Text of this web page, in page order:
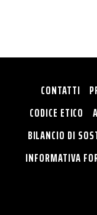
CONTATTI
CODICE ETICO
BILANCIO DI
INFORMATIVA